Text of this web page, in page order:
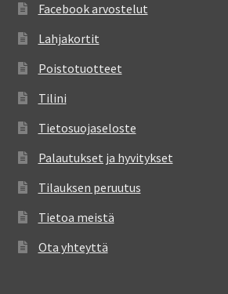
Facebook arvostelut
Lahjakortit
Poistotuotteet
Tilini
Tietosuojaseloste
Palautukset ja hyvitykset
Tilauksen peruutus
Tietoa meistä
Ota yhteyttä